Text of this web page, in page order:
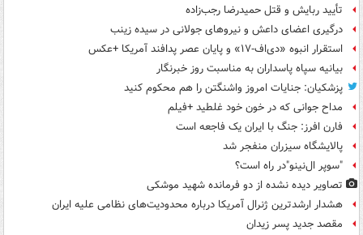
تأیید ربایش و قتل حمیدرضا رجب‌زاده
درگیری اعضای داعش و نیروهای جولانی در سیده زینب
استقرار انبوه «دی‌اف‑۱۷» و پایان عصر پدافند آمریکا +عکس
بیانیه سپاه پاسداران به مناسبت روز خبرنگار
پزشکیان: جنایات امروز واشنگتن را هم محکوم کنید
مداح جوانی که در خون خود غلطید +فیلم
فارن افرز: جنگ با ایران یک فاجعه است
پالایشگاه سیزران منفجر شد
"سوپر ال‌نینو"در راه است؟
تصاویر دیده‌ نشده از دو فرمانده شهید موشکی
هشدار ارشدترین ژنرال آمریکا درباره محدودیت‌های نظامی علیه ایران
مقصد جدید پسر زیدان